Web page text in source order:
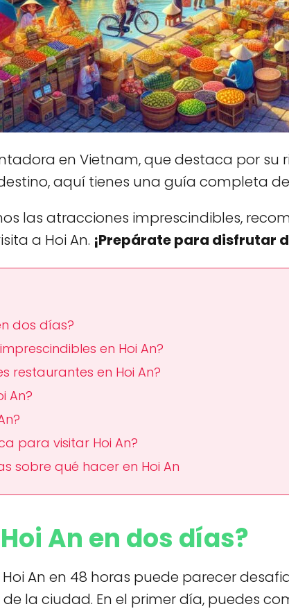
en Vietnam, que destaca por
aquí tienes una guía completa de
las atracciones imprescindibles,
a Hoi An. ¡Prepárate para disfrutar
dos días?
en Hoi An?
restaurantes en Hoi An?
An?
para visitar Hoi An?
sobre qué hacer en Hoi An
An en dos días?
An en 48 horas puede parecer
la ciudad. En el primer día, puedes